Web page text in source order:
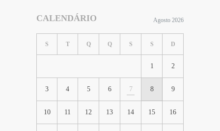
CALENDÁRIO Agosto 2026
S T Q Q S S D
1 2
3 4 5 6 7 8 9
10 11 12 13 14 15 16